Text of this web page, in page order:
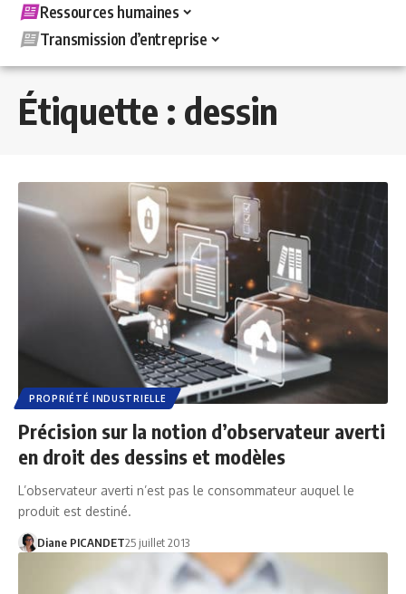
Ressources humaines
Transmission d’entreprise
Étiquette : dessin
PROPRIÉTÉ INDUSTRIELLE
Précision sur la notion d’observateur averti
en droit des dessins et modèles
L’observateur averti n’est pas le consommateur auquel le
produit est destiné.
Diane PICANDET25 juillet 2013